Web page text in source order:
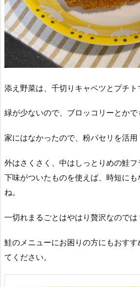
添え野菜は、千切りキャベツとプチト
緑が少ないので、ブロッコリーとか
家にはなかったので、粉パセリを活用
外はさくさく、中はしっとりめの鮭フ
下味がついたものを使えば、時短に
ね。
一切れまるごとはやはり贅沢なのでは
鮭のメニューにお困りの方にもおす
てください。